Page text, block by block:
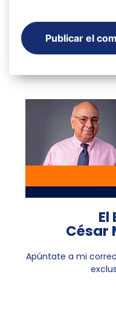
César
Apúntate a mi